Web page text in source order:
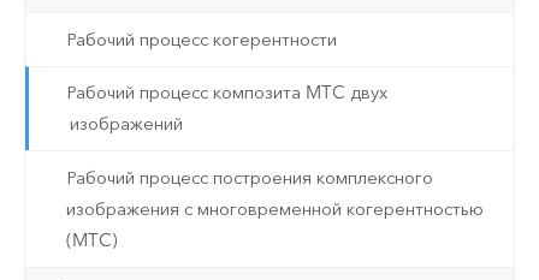
Рабочий процесс когерентности
Рабочий процесс композита MTC двух
изображений
Рабочий процесс построения комплексного
изображения с многовременной когерентностью
(MTC)